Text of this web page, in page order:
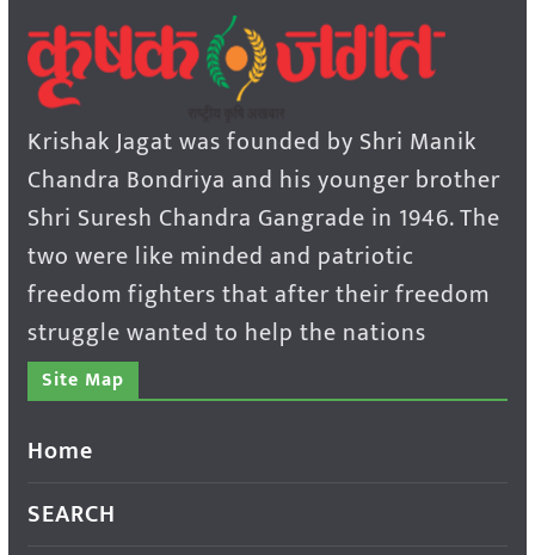
Krishak Jagat was founded by Shri Manik
Chandra Bondriya and his younger brother
Shri Suresh Chandra Gangrade in 1946. The
two were like minded and patriotic
freedom fighters that after their freedom
struggle wanted to help the nations
Site Map
Home
SEARCH